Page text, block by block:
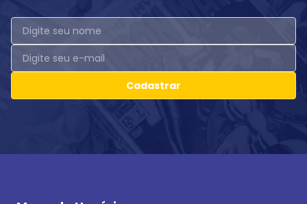
Cadastrar